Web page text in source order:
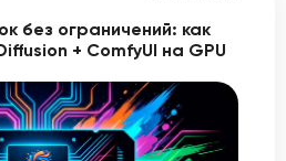
без ограничений: как
+ ComfyUI на GPU